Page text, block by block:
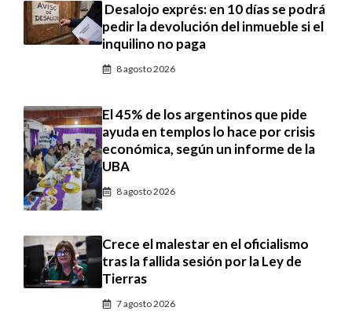
Desalojo exprés: en 10 días se podrá
pedir la devolución del inmueble si el
inquilino no paga
8 agosto 2026
El 45% de los argentinos que pide
ayuda en templos lo hace por crisis
económica, según un informe de la
UBA
8 agosto 2026
Crece el malestar en el oficialismo
tras la fallida sesión por la Ley de
Tierras
7 agosto 2026